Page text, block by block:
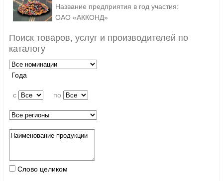
Название предприятия в год участия:
ОАО «АККОНД»
Поиск товаров, услуг и производителей по
каталогу
Года
c по
Слово целиком